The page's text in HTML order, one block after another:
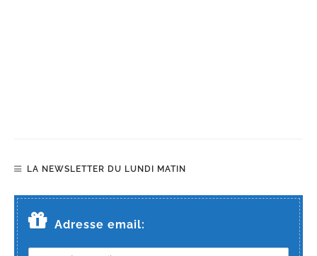
LA NEWSLETTER DU LUNDI MATIN
Adresse email: